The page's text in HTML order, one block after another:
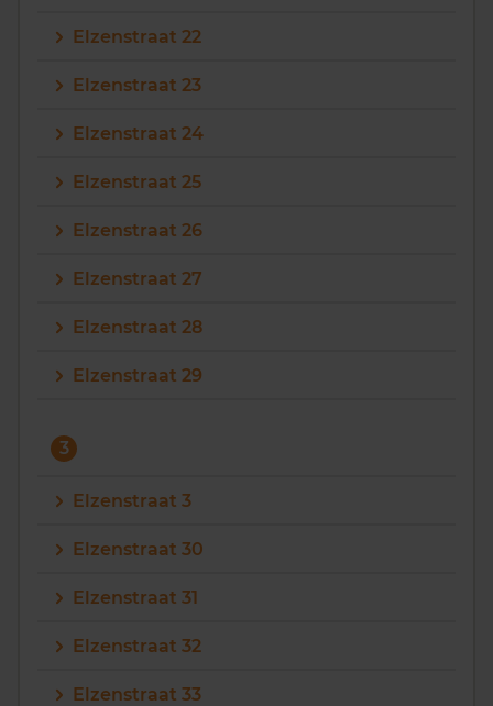
Elzenstraat 22
Elzenstraat 23
Elzenstraat 24
Elzenstraat 25
Elzenstraat 26
Elzenstraat 27
Elzenstraat 28
Elzenstraat 29
3
Elzenstraat 3
Elzenstraat 30
Elzenstraat 31
Elzenstraat 32
Elzenstraat 33